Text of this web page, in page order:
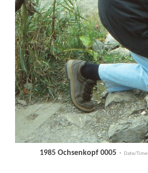
1985 Ochsenkopf 0005 · Date/Time